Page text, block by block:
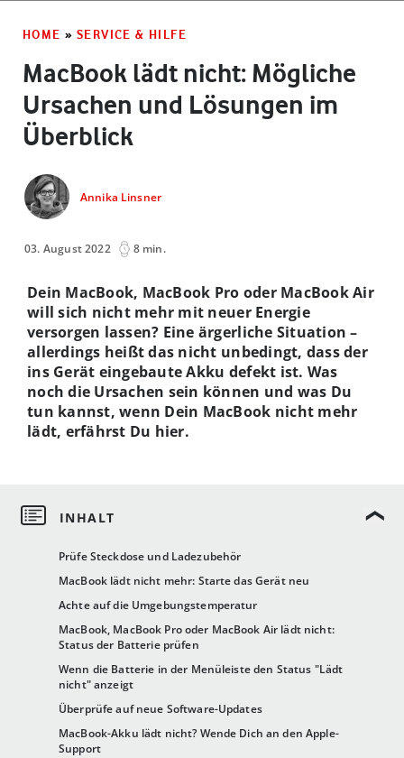
HOME » SERVICE & HILFE
MacBook lädt nicht: Mögliche
Ursachen und Lösungen im
Überblick
Annika Linsner
03. August 2022 8 min.
Prüfe Steckdose und Ladezubehör
MacBook lädt nicht mehr: Starte das Gerät neu
Achte auf die Umgebungstemperatur
MacBook, MacBook Pro oder MacBook Air lädt nicht:
Status der Batterie prüfen
Wenn die Batterie in der Menüleiste den Status "Lädt
nicht" anzeigt
Überprüfe auf neue Software-Updates
MacBook-Akku lädt nicht? Wende Dich an den Apple-
Support
Dein MacBook, MacBook Pro oder MacBook Air
will sich nicht mehr mit neuer Energie
versorgen lassen? Eine ärgerliche Situation –
allerdings heißt das nicht unbedingt, dass der
ins Gerät eingebaute Akku defekt ist. Was
noch die Ursachen sein können und was Du
tun kannst, wenn Dein MacBook nicht mehr
lädt, erfährst Du hier.